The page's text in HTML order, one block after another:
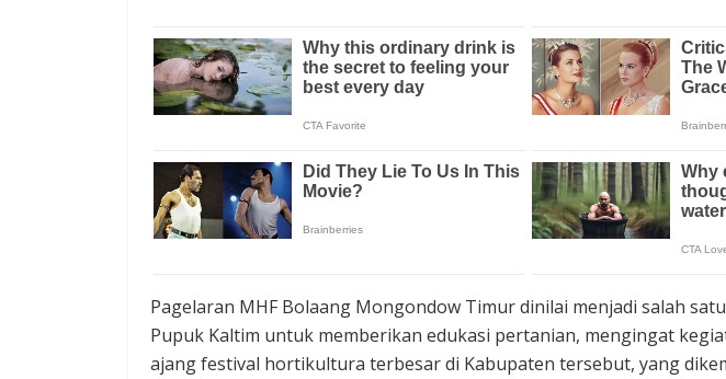
Pagelaran MHF Bolaang Mongondow Timur dinilai menjadi salah
Pupuk Kaltim untuk memberikan edukasi pertanian, mengingat
ajang festival hortikultura terbesar di Kabupaten tersebut, yang